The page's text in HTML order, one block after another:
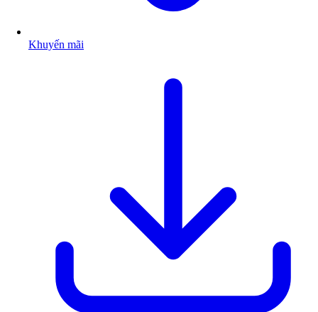
Khuyến mãi